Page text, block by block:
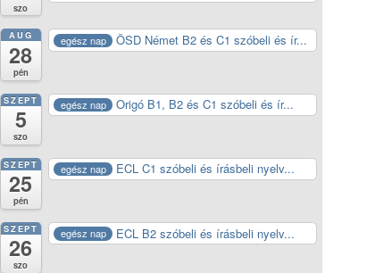
szo
AUG
28
pén
egész nap ÖSD Német B2 és C1 szóbeli és ír...
SZEPT
5
szo
egész nap Origó B1, B2 és C1 szóbeli és ír...
SZEPT
25
pén
egész nap ECL C1 szóbeli és írásbeli nyelv...
SZEPT
26
szo
egész nap ECL B2 szóbeli és írásbeli nyelv...